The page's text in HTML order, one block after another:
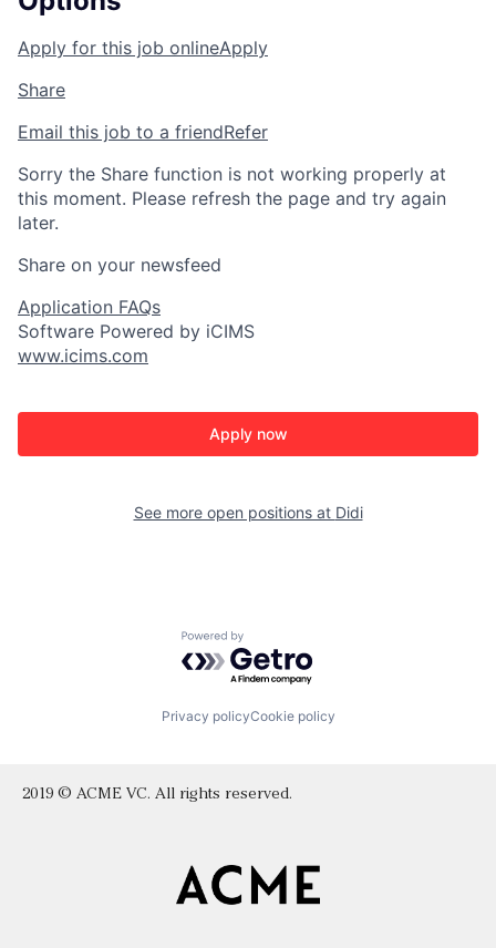
Apply for this job onlineApply
Share
Email this job to a friendRefer
Sorry the Share function is not working properly at
this moment. Please refresh the page and try again
later.
Share on your newsfeed
Application FAQs
Software Powered by iCIMS
www.icims.com
Apply now
See more open positions at Didi
Powered by Getro.com
Privacy policyCookie policy
2019 © ACME VC. All rights reserved.